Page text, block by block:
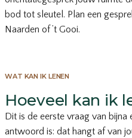
bod tot sleutel. Plan een
Naarden of ’t Gooi.
WAT KAN IK LENEN
Hoeveel kan ik
Dit is de eerste vraag van bijna
antwoord is: dat hangt af van